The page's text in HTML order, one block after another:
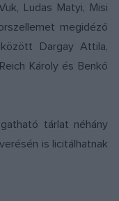
Ludas Matyi, Misi
megidéző
Dargay Attila,
Károly és Benkő
tárlat néhány
is licitálhatnak